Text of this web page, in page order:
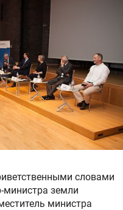
словами
министра земли
министра